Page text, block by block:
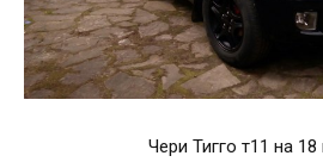
Чери Тигго т11 на 18